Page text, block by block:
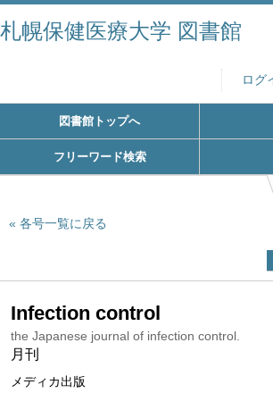
札幌保健医療大学 図書館
ログ
図書館トップへ
フリーワード検索
各号一覧に戻る
Infection control
the Japanese journal of infection control.
月刊
メディカ出版